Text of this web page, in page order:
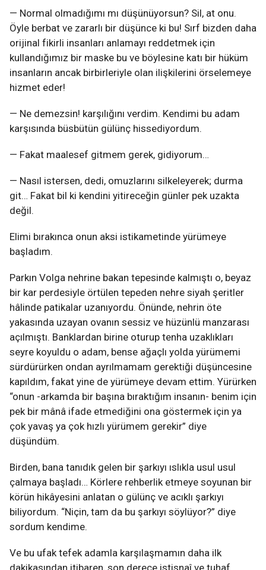
— Normal olmadığımı mı düşünüyorsun? Sil, at onu.
Öyle berbat ve zararlı bir düşünce ki bu! Sırf bizden daha
orijinal fikirli insanları anlamayı reddetmek için
kullandığımız bir maske bu ve böylesine katı bir hüküm
insanların ancak birbirleriyle olan ilişkilerini örselemeye
hizmet eder!
— Ne demezsin! karşılığını verdim. Kendimi bu adam
karşısında büsbütün gülünç hissediyordum.
— Fakat maalesef gitmem gerek, gidiyorum…
— Nasıl istersen, dedi, omuzlarını silkeleyerek; durma
git… Fakat bil ki kendini yitireceğin günler pek uzakta
değil.
Elimi bırakınca onun aksi istikametinde yürümeye
başladım.
Parkın Volga nehrine bakan tepesinde kalmıştı o, beyaz
bir kar perdesiyle örtülen tepeden nehre siyah şeritler
hâlinde patikalar uzanıyordu. Önünde, nehrin öte
yakasında uzayan ovanın sessiz ve hüzünlü manzarası
açılmıştı. Banklardan birine oturup tenha uzaklıkları
seyre koyuldu o adam, bense ağaçlı yolda yürümemi
sürdürürken ondan ayrılmamam gerektiği düşüncesine
kapıldım, fakat yine de yürümeye devam ettim. Yürürken
“onun -arkamda bir başına bıraktığım insanın- benim için
pek bir mânâ ifade etmediğini ona göstermek için ya
çok yavaş ya çok hızlı yürümem gerekir” diye
düşündüm.
Birden, bana tanıdık gelen bir şarkıyı ıslıkla usul usul
çalmaya başladı… Körlere rehberlik etmeye soyunan bir
körün hikâyesini anlatan o gülünç ve acıklı şarkıyı
biliyordum. “Niçin, tam da bu şarkıyı söylüyor?” diye
sordum kendime.
Ve bu ufak tefek adamla karşılaşmamın daha ilk
dakikasından itibaren, son derece istisnaî ve tuhaf